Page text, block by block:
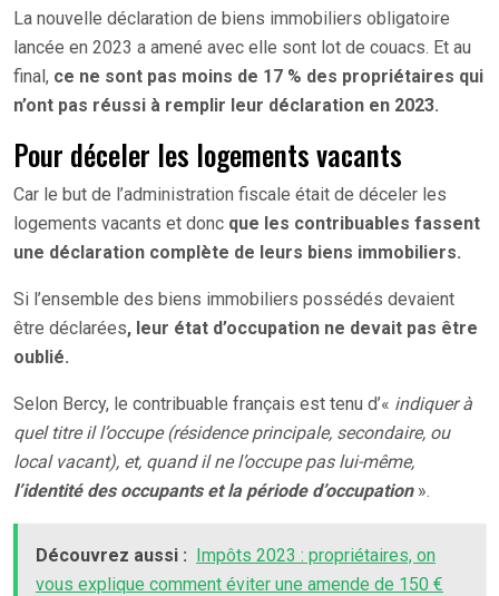
La nouvelle déclaration de biens immobiliers obligatoire
lancée en 2023 a amené avec elle sont lot de couacs. Et au
final, ce ne sont pas moins de 17 % des propriétaires qui
n’ont pas réussi à remplir leur déclaration en 2023.
Pour déceler les logements vacants
Car le but de l’administration fiscale était de déceler les
logements vacants et donc que les contribuables fassent
une déclaration complète de leurs biens immobiliers.
Si l’ensemble des biens immobiliers possédés devaient
être déclarées, leur état d’occupation ne devait pas être
oublié.
Selon Bercy, le contribuable français est tenu d’« indiquer à
quel titre il l’occupe (résidence principale, secondaire, ou
local vacant), et, quand il ne l’occupe pas lui-même,
l’identité des occupants et la période d’occupation».
Découvrez aussi : Impôts 2023 : propriétaires, on
vous explique comment éviter une amende de 150 €